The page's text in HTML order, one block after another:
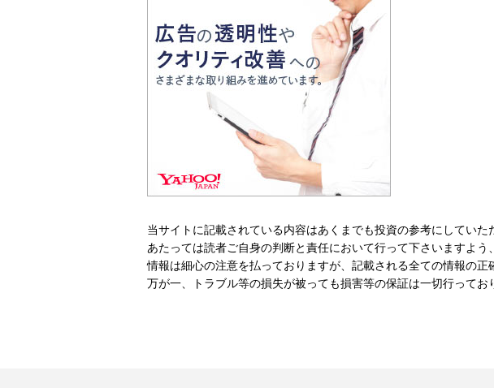
当サイトに記載されている内容はあくまでも投資の参考にしてい
あたっては読者ご自身の判断と責任において行って下さいますよ
情報は細心の注意を払っておりますが、記載される全ての情報の正
万が一、トラブル等の損失が被っても損害等の保証は一切行ってお